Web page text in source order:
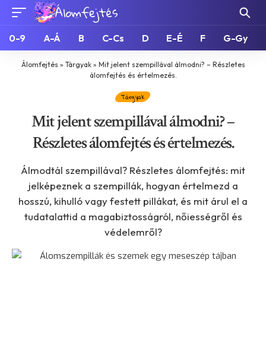
0-9 A-Á B C-Cs D E-É F G-Gy
Álomfejtés » Tárgyak» Mit jelent szempillával álmodni? – Részletes
álomfejtés és értelmezés.
Tárgyak
Mit jelent szempillával álmodni? –
Részletes álomfejtés és értelmezés.
Álmodtál szempillával? Részletes álomfejtés: mit
jelképeznek a szempillák, hogyan értelmezd a
hosszú, kihulló vagy festett pillákat, és mit árul el a
tudatalattid a magabiztosságról, nőiességről és
védelemről?